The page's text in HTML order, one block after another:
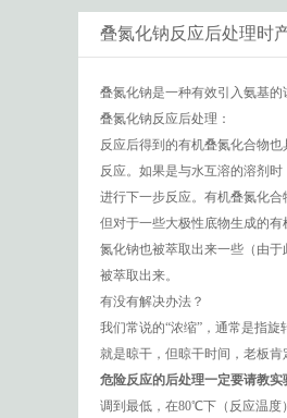
叠氮化钠反应后处理时
叠氮化钠是一种有效引入氨基
叠氮化钠反应后处理：
反应后得到的有机叠氮化合物
反应。如果是与水互溶的溶剂
进行下一步反应。有机叠氮化合
但对于一些大极性底物生成的
氮化钠也被萃取出来一些（由
被萃取出来。
有没有解决办法？
我们常说的“浓缩”，通常是指
就是晾干，但晾干时间，老板
危险反应的后处理一定要请教
调到最低，在80℃下（反应温度